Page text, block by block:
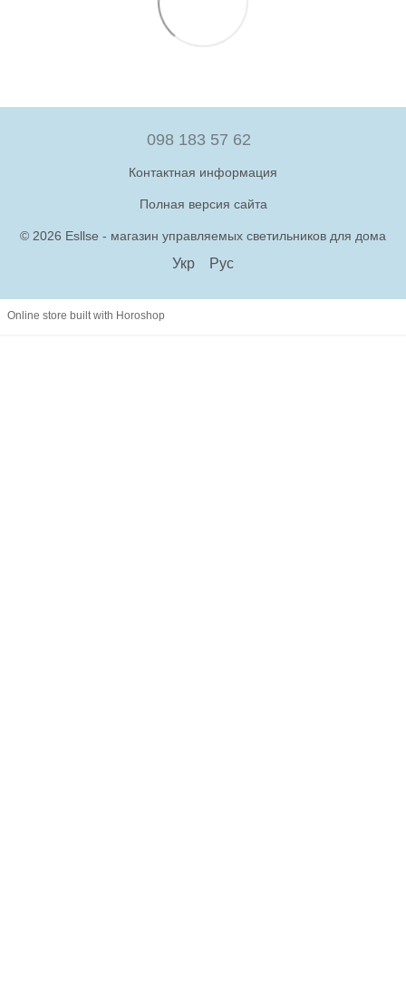
098 183 57 62
Контактная информация
Полная версия сайта
© 2026 Esllse - магазин управляемых светильников для дома
Укр Рус
Online store built with Horoshop